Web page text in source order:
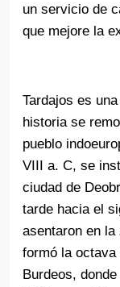
un servicio de
que mejore la
Tardajos es
historia se
pueblo
VIII a. C, se
ciudad de
tarde hacia el
asentaron en
formó la
Burdeos,